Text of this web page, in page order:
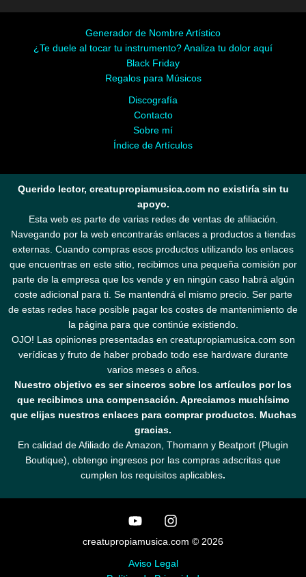
Generador de Nombre Artístico
¿Te duele al tocar tu instrumento? Analiza tu dolor aquí
Black Friday
Regalos para Músicos
Discografía
Contacto
Sobre mí
Índice de Artículos
Querido lector, creatupropiamusica.com no existiría sin tu
apoyo.
Esta web es parte de varias redes de ventas de afiliación.
Navegando por la web encontrarás enlaces a productos a tiendas
externas. Cuando compras esos productos utilizando los enlaces
que encuentras en este sitio, recibimos una pequeña comisión por
parte de la empresa que los vende y en ningún caso habrá algún
coste adicional para ti. Se mantendrá el mismo precio. Ser parte
de estas redes hace posible pagar los costes de mantenimiento de
la página para que continúe existiendo.
OJO! Las opiniones presentadas en creatupropiamusica.com son
verídicas y fruto de haber probado todo ese hardware durante
varios meses o años.
Nuestro objetivo es ser sinceros sobre los artículos por los
que recibimos una compensación. Apreciamos muchísimo
que elijas nuestros enlaces para comprar productos. Muchas
gracias.
En calidad de Afiliado de Amazon, Thomann y Beatport (Plugin
Boutique), obtengo ingresos por las compras adscritas que
cumplen los requisitos aplicables.
creatupropiamusica.com © 2026
Aviso Legal